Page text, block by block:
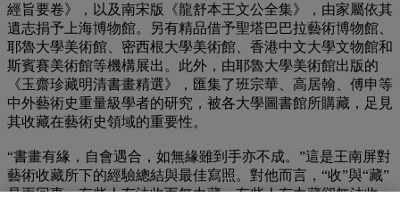
經旨要卷》，以及南宋版《龍舒本王文公全集》，由家屬依其
遺志捐予上海博物館。另有精品借予聖塔巴巴拉藝術博物館、
耶魯大學美術館、密西根大學美術館、香港中文大學文物館和
斯賓賽美術館等機構展出。此外，由耶魯大學美術館出版的
《玉齋珍藏明清書畫精選》，匯集了班宗華、高居翰、傅申等
中外藝術史重量級學者的研究，被各大學圖書館所購藏，足見
其收藏在藝術史領域的重要性。
“書畫有緣，自會遇合，如無緣雖到手亦不成。”這是王南屏對
藝術收藏所下的經驗總結與最佳寫照。對他而言，“收”與“藏”
是兩回事，有些人有法收而無力藏，有些人有力藏卻無法收；